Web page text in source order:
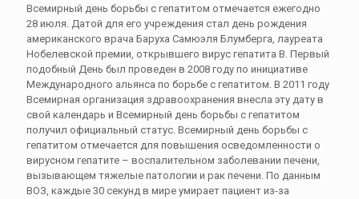
Всемирный день борьбы с гепатитом отмечается ежегодно
28 июля. Датой для его учреждения стал день рождения
американского врача Баруха Самюэля Блумберга, лауреата
Нобелевской премии, открывшего вирус гепатита B. Первый
подобный День был проведен в 2008 году по инициативе
Международного альянса по борьбе с гепатитом. В 2011 году
Всемирная организация здравоохранения внесла эту дату в
свой календарь и Всемирный день борьбы с гепатитом
получил официальный статус. Всемирный день борьбы с
гепатитом отмечается для повышения осведомленности о
вирусном гепатите – воспалительном заболевании печени,
вызывающем тяжелые патологии и рак печени. По данным
ВОЗ, каждые 30 секунд в мире умирает пациент из-за